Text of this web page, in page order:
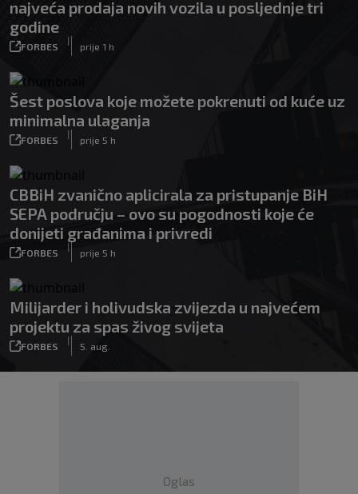
najveća prodaja novih vozila u posljednje tri
godine
FORBES
|
prije 1 h
Šest poslova koje možete pokrenuti od kuće uz
minimalna ulaganja
FORBES
|
prije 5 h
CBBiH zvanično aplicirala za pristupanje BiH
SEPA području – ovo su pogodnosti koje će
donijeti građanima i privredi
FORBES
|
prije 5 h
Milijarder i holivudska zvijezda u najvećem
projektu za spas živog svijeta
FORBES
|
5. aug.
Oglas